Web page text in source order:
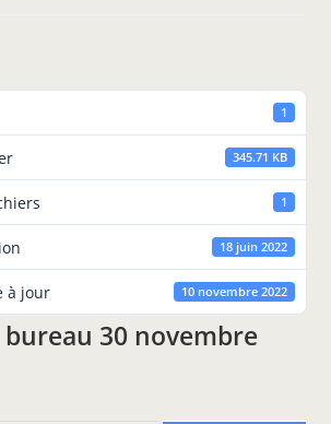
1
345.71 KB
1
18 juin 2022
à jour 10 novembre 2022
30 novembre